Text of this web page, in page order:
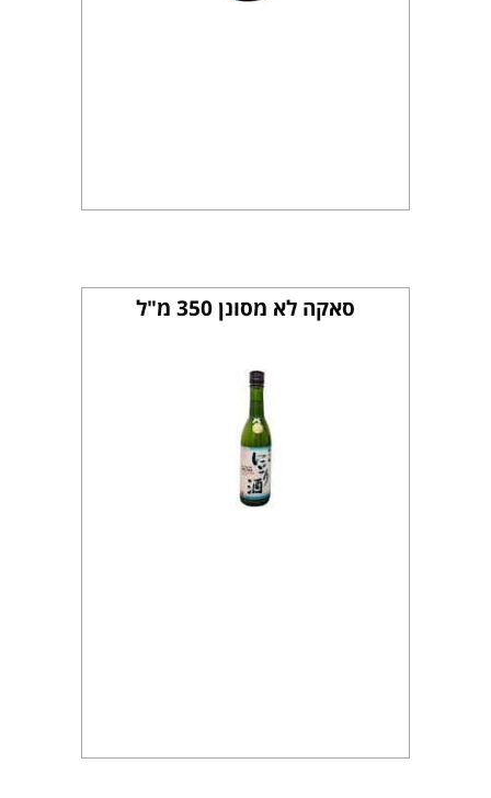
סאקה לא מסונן 350 מ"ל